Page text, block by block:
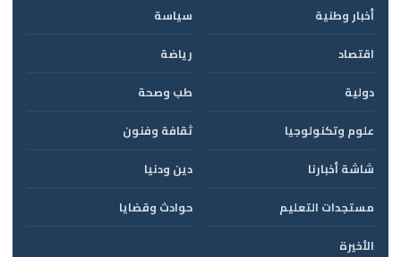
أخبار وطنية
سياسة
اقتصاد
رياضة
دولية
طب وصحة
علوم وتكنولوجيا
ثقافة وفنون
شاشة أخبارنا
دين ودنيا
مستجدات التعليم
حوادث وقضايا
الأخيرة